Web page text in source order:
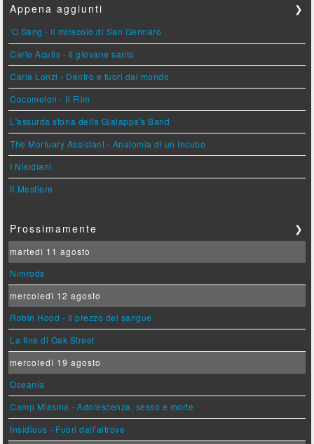
Appena aggiunti ❯
'O Sang - Il miracolo di San Gennaro
Carlo Acutis - Il giovane santo
Carla Lonzi - Dentro e fuori dal mondo
Cocomelon - Il Film
L'assurda storia della Gialappa's Band
The Mortuary Assistant - Anatomia di un Incubo
I Nisidiani
Il Mestiere
Prossimamente ❯
martedì 11 agosto
Nimrods
mercoledì 12 agosto
Robin Hood - Il prezzo del sangue
La fine di Oak Street
mercoledì 19 agosto
Oceania
Camp Miasma - Adolescenza, sesso e morte
Insidious - Fuori dall'altrove